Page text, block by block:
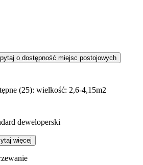
o dostępność miejsc postojowych
(25): wielkość: 2,6-4,15m2
deweloperski
więcej